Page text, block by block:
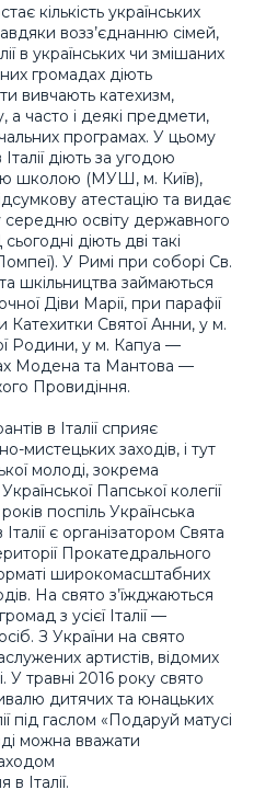
кількість українських
возз’єднанню сімей,
в українських чи змішаних
громадах діють
вивчають катехизм,
а часто і деякі предмети,
програмах. У цьому
діють за угодою
школою (МУШ, м. Київ),
атестацію та видає
середню освіту державного
діють дві такі
У Римі при соборі Св.
шкільництва займаються
Діви Марії, при парафії
Катехитки Святої Анни, у м.
Родини, у м. Капуа —
Модена та Мантова —
Провидіння.
в Італії сприяє
мистецьких заходів, і тут
молоді, зокрема
Папської колегії
поспіль Українська
є організатором Свята
Прокатедрального
широкомасштабних
На свято з’їжджаються
з усієї Італії —
З України на свято
артистів, відомих
У травні 2016 року свято
дитячих та юнацьких
під гаслом «Подаруй матусі
можна вважати
Італії.